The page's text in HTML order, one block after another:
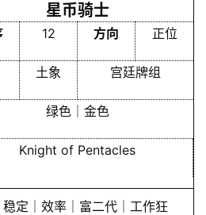
星币骑士
12 方向 正位
土象 宫廷牌组
绿色｜金色
Knight of Pentacles
定｜效率｜富二代｜工作狂